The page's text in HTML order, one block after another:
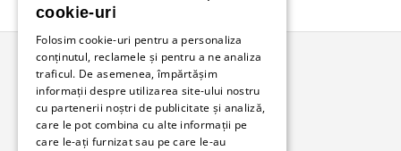
Înapoi în sus
Bunzl Romania
Soluții complete pentru afacerea ta.
cookie-uri
Folosim cookie-uri pentru a personaliza
conținutul, reclamele și pentru a ne analiza
traficul. De asemenea, împărtășim
informații despre utilizarea site-ului nostru
cu partenerii noștri de publicitate și analiză,
care le pot combina cu alte informații pe
care le-ați furnizat sau pe care le-au